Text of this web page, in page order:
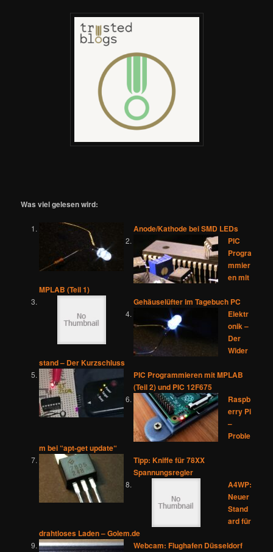
Was viel gelesen wird:
Anode/Kathode bei SMD LEDs
PIC
Progra
mmier
en mit
MPLAB (Teil 1)
Gehäuselüfter im Tagebuch PC
Elektr
onik –
Der
Wider
stand – Der Kurzschluss
PIC Programmieren mit MPLAB
(Teil 2) und PIC 12F675
Raspb
erry Pi
–
Proble
m bei “apt-get update“
Tipp: Kniffe für 78XX
Spannungsregler
A4WP:
Neuer
Stand
ard für
drahtloses Laden – Golem.de
Webcam: Flughafen Düsseldorf